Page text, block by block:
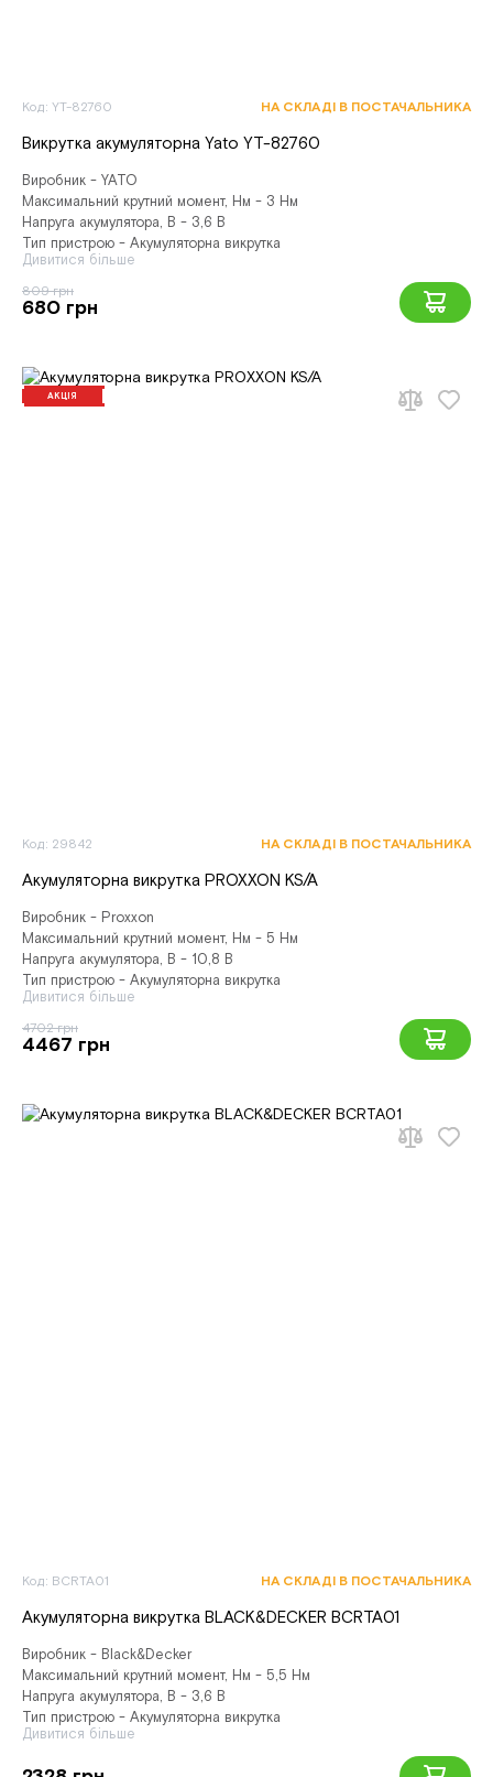
Код: YT-82760 НА СКЛАДІ В ПОСТАЧАЛЬНИКА
Викрутка акумуляторна Yato YT-82760
Виробник - YATO
Максимальний крутний момент, Нм - 3 Нм
Напруга акумулятора, В - 3,6 В
Тип пристрою - Акумуляторна викрутка
Дивитися більше
809 грн
680 грн
АКЦІЯ
Код: 29842 НА СКЛАДІ В ПОСТАЧАЛЬНИКА
Акумуляторна викрутка PROXXON KS/A
Виробник - Proxxon
Максимальний крутний момент, Нм - 5 Нм
Напруга акумулятора, В - 10,8 В
Тип пристрою - Акумуляторна викрутка
Дивитися більше
4702 грн
4467 грн
Код: BCRTA01 НА СКЛАДІ В ПОСТАЧАЛЬНИКА
Акумуляторна викрутка BLACK&DECKER BCRTA01
Виробник - Black&Decker
Максимальний крутний момент, Нм - 5,5 Нм
Напруга акумулятора, В - 3,6 В
Тип пристрою - Акумуляторна викрутка
Дивитися більше